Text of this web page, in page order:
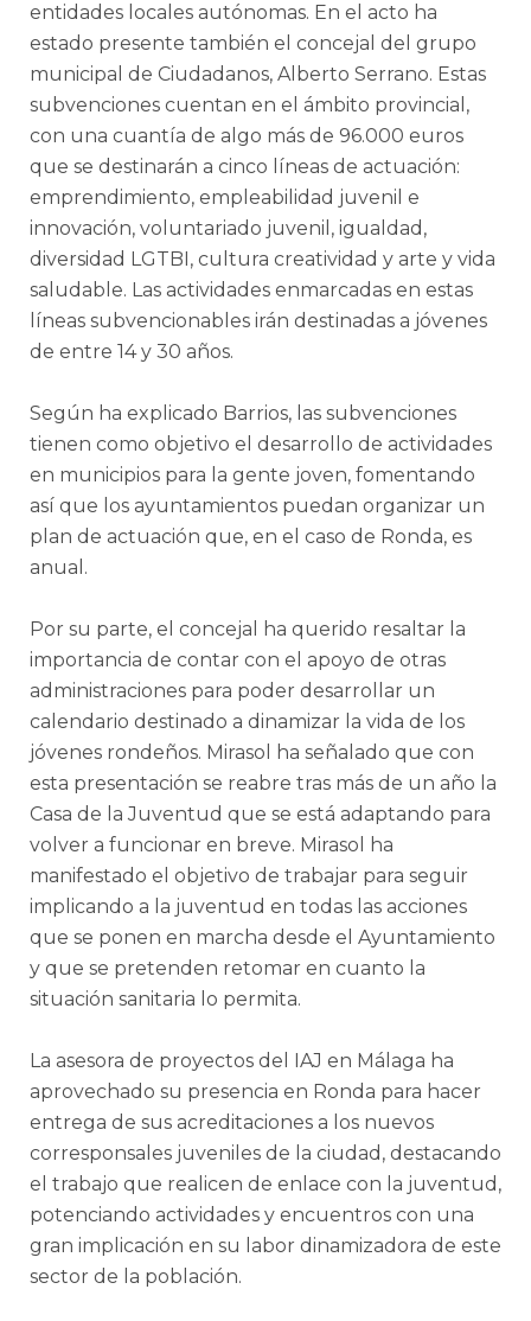
entidades locales autónomas. En el acto ha
estado presente también el concejal del grupo
municipal de Ciudadanos, Alberto Serrano. Estas
subvenciones cuentan en el ámbito provincial,
con una cuantía de algo más de 96.000 euros
que se destinarán a cinco líneas de actuación:
emprendimiento, empleabilidad juvenil e
innovación, voluntariado juvenil, igualdad,
diversidad LGTBI, cultura creatividad y arte y vida
saludable. Las actividades enmarcadas en estas
líneas subvencionables irán destinadas a jóvenes
de entre 14 y 30 años.
Según ha explicado Barrios, las subvenciones
tienen como objetivo el desarrollo de actividades
en municipios para la gente joven, fomentando
así que los ayuntamientos puedan organizar un
plan de actuación que, en el caso de Ronda, es
anual.
Por su parte, el concejal ha querido resaltar la
importancia de contar con el apoyo de otras
administraciones para poder desarrollar un
calendario destinado a dinamizar la vida de los
jóvenes rondeños. Mirasol ha señalado que con
esta presentación se reabre tras más de un año la
Casa de la Juventud que se está adaptando para
volver a funcionar en breve. Mirasol ha
manifestado el objetivo de trabajar para seguir
implicando a la juventud en todas las acciones
que se ponen en marcha desde el Ayuntamiento
y que se pretenden retomar en cuanto la
situación sanitaria lo permita.
La asesora de proyectos del IAJ en Málaga ha
aprovechado su presencia en Ronda para hacer
entrega de sus acreditaciones a los nuevos
corresponsales juveniles de la ciudad, destacando
el trabajo que realicen de enlace con la juventud,
potenciando actividades y encuentros con una
gran implicación en su labor dinamizadora de este
sector de la población.